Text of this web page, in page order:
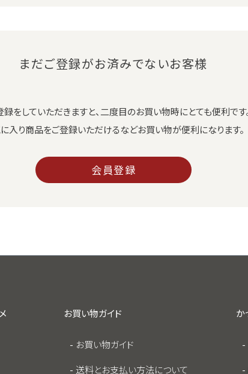
まだご登録がお済みでないお客様
をしていただきますと、二度目のお買い物時にとても便利です
入り商品をご登録いただけるなどお買い物が便利になります。
会員登録
お買い物ガイド
お買い物ガイド
送料とお支払い方法について
か